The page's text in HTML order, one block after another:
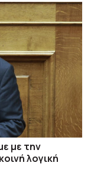
με την
λογική